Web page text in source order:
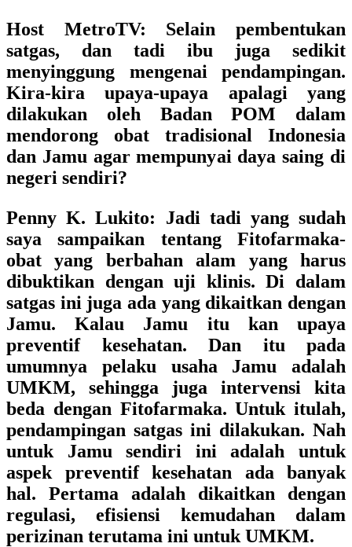
Host MetroTV: Selain pembentukan
satgas, dan tadi ibu juga sedikit
menyinggung mengenai pendampingan.
Kira-kira upaya-upaya apalagi yang
dilakukan oleh Badan POM dalam
mendorong obat tradisional Indonesia
dan Jamu agar mempunyai daya saing di
negeri sendiri?
Penny K. Lukito: Jadi tadi yang sudah
saya sampaikan tentang Fitofarmaka-
obat yang berbahan alam yang harus
dibuktikan dengan uji klinis. Di dalam
satgas ini juga ada yang dikaitkan dengan
Jamu. Kalau Jamu itu kan upaya
preventif kesehatan. Dan itu pada
umumnya pelaku usaha Jamu adalah
UMKM, sehingga juga intervensi kita
beda dengan Fitofarmaka. Untuk itulah,
pendampingan satgas ini dilakukan. Nah
untuk Jamu sendiri ini adalah untuk
aspek preventif kesehatan ada banyak
hal. Pertama adalah dikaitkan dengan
regulasi, efisiensi kemudahan dalam
perizinan terutama ini untuk UMKM.